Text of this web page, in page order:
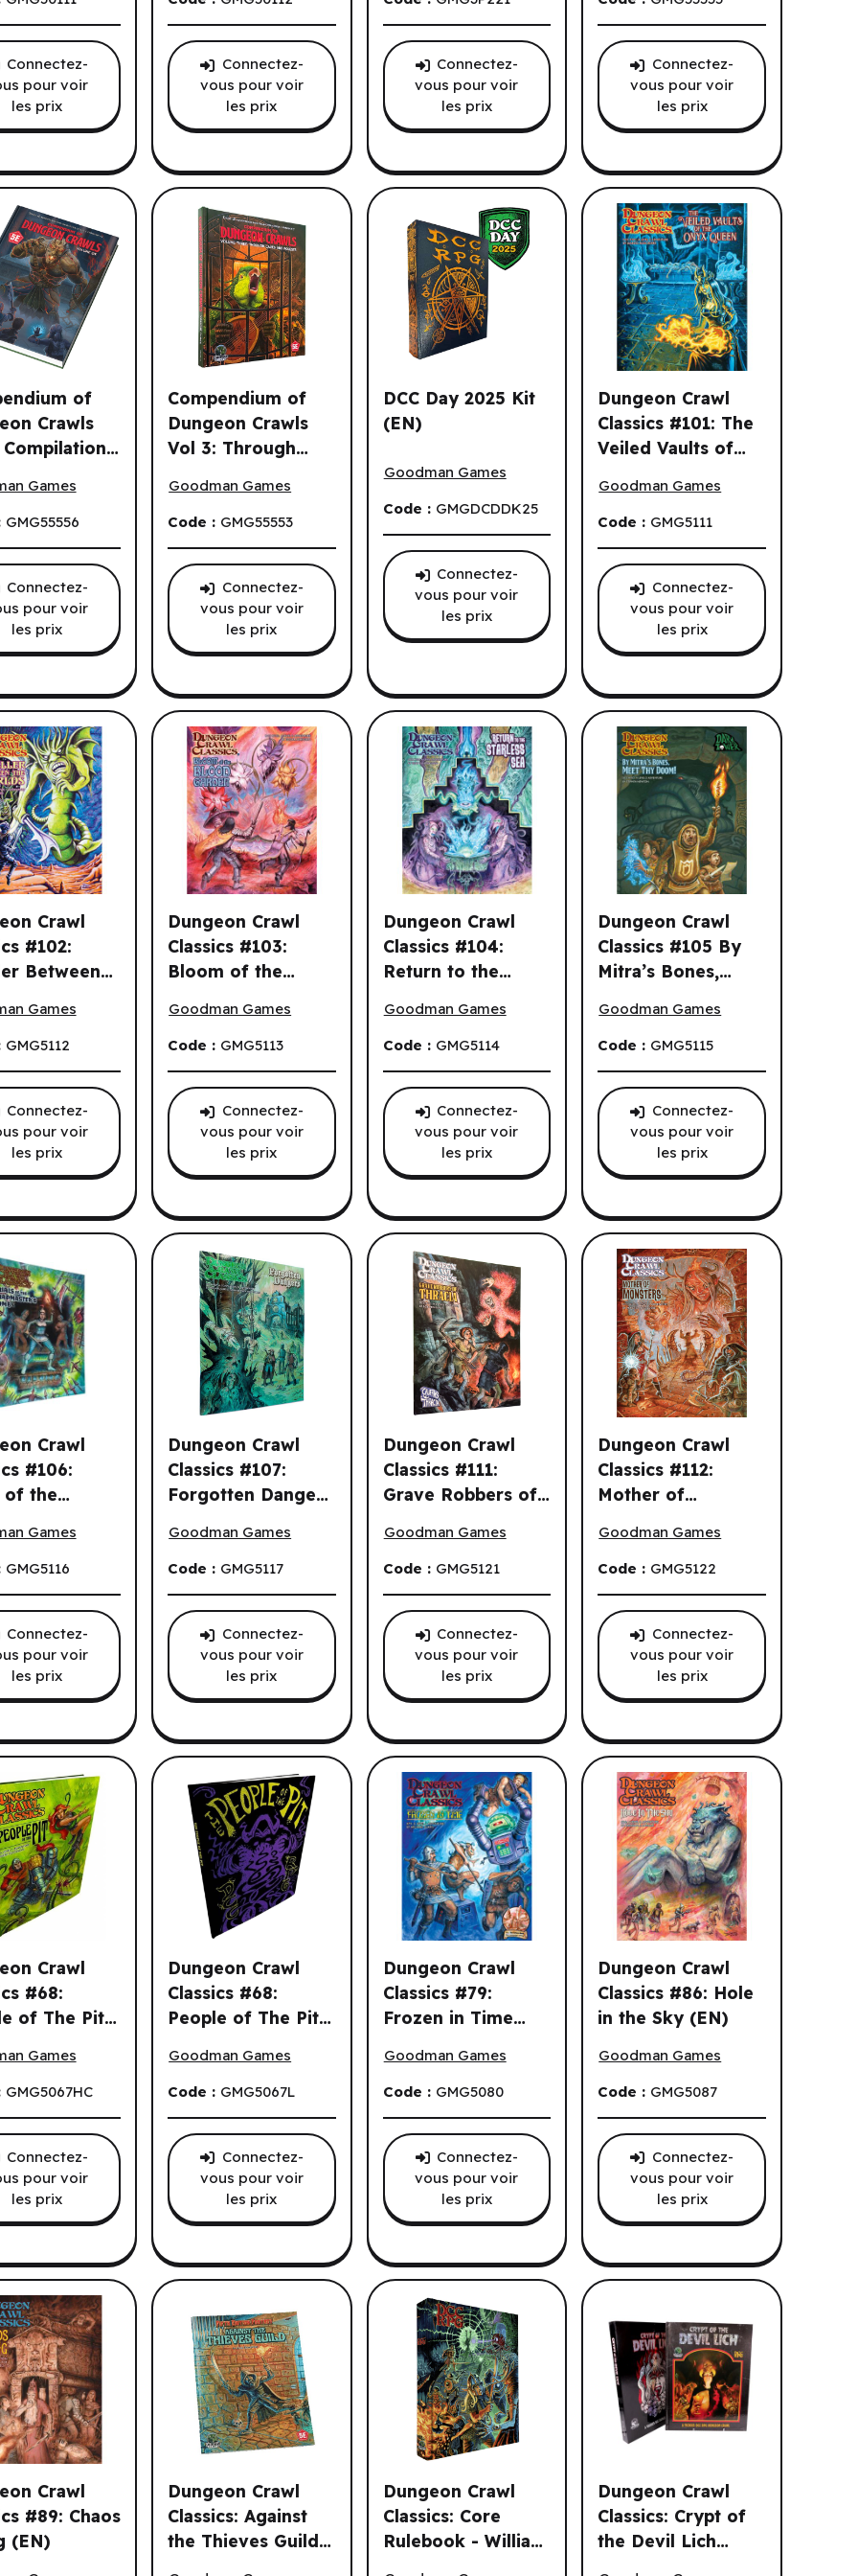
dues.
Connectez-
pour voir
les prix
Connectez-
vous pour voir
les prix
Connectez-
vous pour voir
les prix
Connectez-
vous pour voir
les prix
of
Crawls
Feb 2026
of Dungeon Crawls #6: A Compilation of Adventures (EN) ^ Feb 2026
Games
GMG55556
Connectez-
pour voir
les prix
Compendium of
Dungeon Crawls
Vol 3: Through
(EN)
Compendium of Dungeon Crawls Vol 3: Through Caves and Forests (EN)
Goodman Games
Code : GMG55553
Connectez-
vous pour voir
les prix
DCC Day 2025 Kit
(EN)
Goodman Games
Code : GMGDCDDK25
Connectez-
vous pour voir
les prix
Dungeon Crawl
Classics #101: The
Veiled Vaults of
Goodman Games
Code : GMG5111
Connectez-
vous pour voir
les prix
Crawl
#102:
Between
Games
GMG5112
Connectez-
pour voir
les prix
Dungeon Crawl
Classics #103:
Bloom of the
Goodman Games
Code : GMG5113
Connectez-
vous pour voir
les prix
Dungeon Crawl
Classics #104:
Return to the
Goodman Games
Code : GMG5114
Connectez-
vous pour voir
les prix
Dungeon Crawl
Classics #105 By
Mitra’s Bones,
(EN)
Goodman Games
Code : GMG5115
Connectez-
vous pour voir
les prix
Crawl
#106:
of the
Games
GMG5116
Connectez-
pour voir
les prix
Dungeon Crawl
Classics #107:
Forgotten Dangers
Goodman Games
Code : GMG5117
Connectez-
vous pour voir
les prix
Dungeon Crawl
Classics #111:
Grave Robbers of
Goodman Games
Code : GMG5121
Connectez-
vous pour voir
les prix
Dungeon Crawl
Classics #112:
Mother of
Q3 2026
Goodman Games
Code : GMG5122
Connectez-
vous pour voir
les prix
Crawl
#68:
of The Pit
Games
GMG5067HC
Connectez-
pour voir
les prix
Dungeon Crawl
Classics #68:
People of The Pit
(Limited Edition)
(EN) ^ Q3 2026
Goodman Games
Code : GMG5067L
Connectez-
vous pour voir
les prix
Dungeon Crawl
Classics #79:
Frozen in Time
Goodman Games
Code : GMG5080
Connectez-
vous pour voir
les prix
Dungeon Crawl
Classics #86: Hole
in the Sky (EN)
Goodman Games
Code : GMG5087
Connectez-
vous pour voir
les prix
Crawl
#89: Chaos
(EN)
Dungeon Crawl
Classics: Against
the Thieves Guild
Dungeon Crawl
Classics: Core
Rulebook - William
Dungeon Crawl
Classics: Crypt of
the Devil Lich